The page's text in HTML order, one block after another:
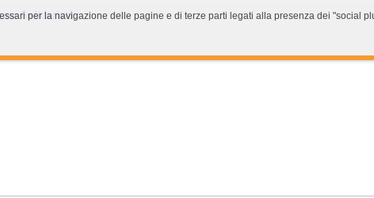
per la navigazione delle pagine e di terze parti legati alla presenza dei "social